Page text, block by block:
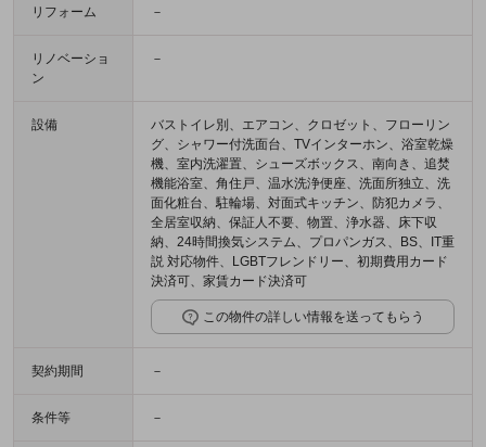
リフォーム －
リノベーショ
ン
－
設備
バストイレ別、エアコン、クロゼット、フローリン
グ、シャワー付洗面台、TVインターホン、浴室乾燥
機、室内洗濯置、シューズボックス、南向き、追焚
機能浴室、角住戸、温水洗浄便座、洗面所独立、洗
面化粧台、駐輪場、対面式キッチン、防犯カメラ、
全居室収納、保証人不要、物置、浄水器、床下収
納、24時間換気システム、プロパンガス、BS、IT重
説 対応物件、LGBTフレンドリー、初期費用カード
決済可、家賃カード決済可
この物件の詳しい情報を送ってもらう
契約期間 －
条件等 －